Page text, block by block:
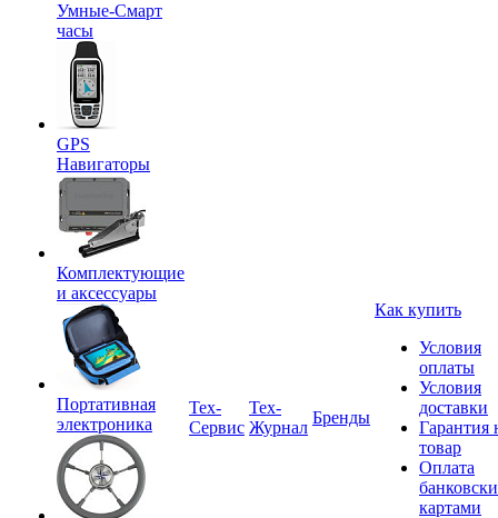
Умные-Смарт
часы
GPS
Навигаторы
Комплектующие
и аксессуары
Портативная
электроника
Tex-
Сервис
Тех-
Журнал
Бренды
Как купить
Условия
оплаты
Условия
доставки
Гарантия
товар
Оплата
картами